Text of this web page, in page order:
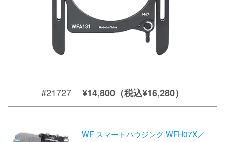
#21727 ¥14,800（税込¥16,280）
WF スマートハウジング WFH07X／